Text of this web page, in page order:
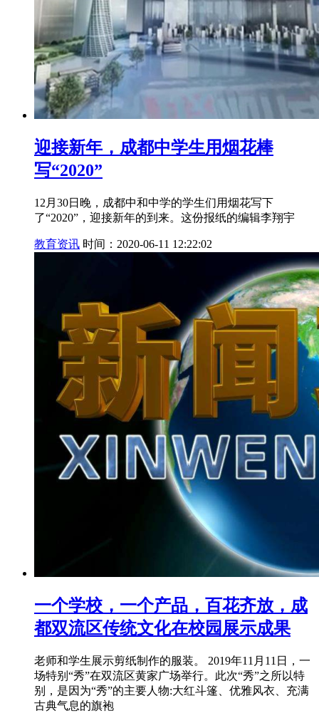
迎接新年，成都中学生用烟花棒
写“2020”
12月30日晚，成都中和中学的学生们用烟花写下
了“2020”，迎接新年的到来。这份报纸的编辑李翔宇
教育资讯 时间：2020-06-11 12:22:02
一个学校，一个产品，百花齐放，成
都双流区传统文化在校园展示成果
老师和学生展示剪纸制作的服装。 2019年11月11日，一
场特别“秀”在双流区黄家广场举行。此次“秀”之所以特
别，是因为“秀”的主要人物:大红斗篷、优雅风衣、充满
古典气息的旗袍